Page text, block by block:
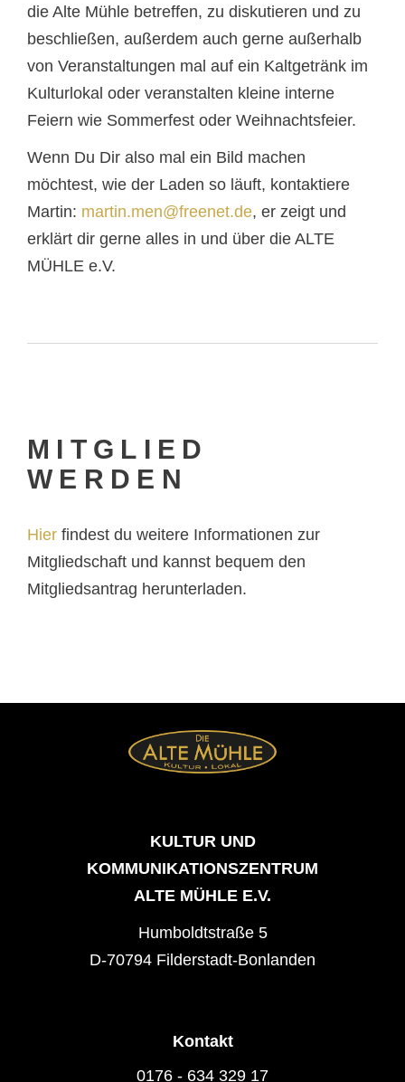
die Alte Mühle betreffen, zu diskutieren und zu
beschließen, außerdem auch gerne außerhalb
von Veranstaltungen mal auf ein Kaltgetränk im
Kulturlokal oder veranstalten kleine interne
Feiern wie Sommerfest oder Weihnachtsfeier.
Wenn Du Dir also mal ein Bild machen
möchtest, wie der Laden so läuft, kontaktiere
Martin: martin.men@freenet.de, er zeigt und
erklärt dir gerne alles in und über die ALTE
MÜHLE e.V.
MITGLIED
WERDEN
Hier findest du weitere Informationen zur
Mitgliedschaft und kannst bequem den
Mitgliedsantrag herunterladen.
KULTUR UND
KOMMUNIKATIONSZENTRUM
ALTE MÜHLE E.V.
Humboldtstraße 5
D-70794 Filderstadt-Bonlanden
Kontakt
0176 - 634 329 17